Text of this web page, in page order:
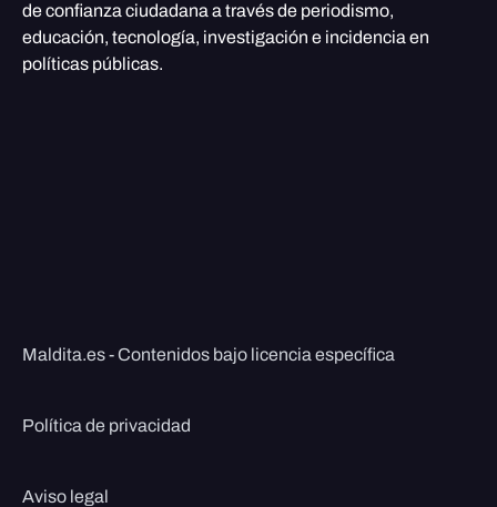
de confianza ciudadana a través de periodismo,
educación, tecnología, investigación e incidencia en
políticas públicas.
Maldita.es - Contenidos bajo licencia específica
Política de privacidad
Aviso legal